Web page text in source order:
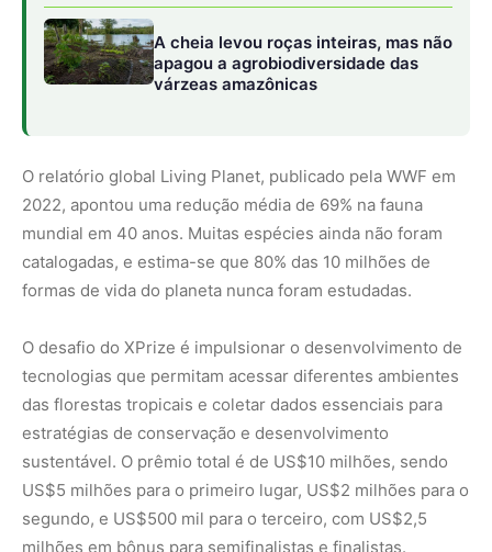
tecnologias que permitam acessar diferentes ambientes
das florestas tropicais e coletar dados essenciais para
estratégias de conservação e desenvolvimento
US$5 milhões para o primeiro lugar, US$2 milhões para o
milhões em bônus para semifinalistas e finalistas.